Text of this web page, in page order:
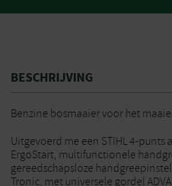
BESCHRIJVING
Benzine bosmaaier voor het
Uitgevoerd me een STIHL 4-punts
ErgoStart, multifunctionele
gereedschapsloze
Tronic, met universele gordel